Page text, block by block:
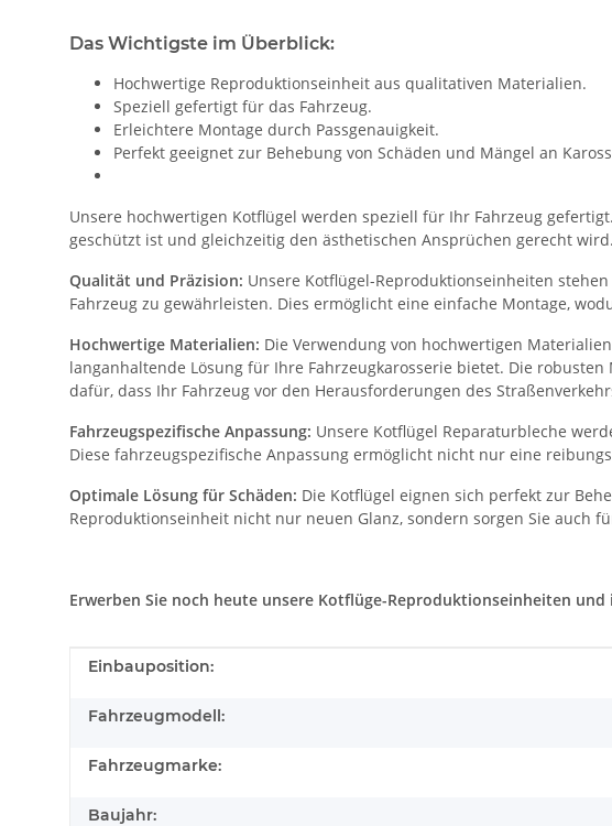
Das Wichtigste im Überblick:
Hochwertige Reproduktionseinheit aus qualitativen Materialien.
Speziell gefertigt für das Fahrzeug.
Erleichtere Montage durch Passgenauigkeit.
Perfekt geeignet zur Behebung von Schäden und Mängel an
Unsere hochwertigen Kotflügel werden speziell für Ihr Fahrzeug
geschützt ist und gleichzeitig den ästhetischen Ansprüchen gerecht wird.
Qualität und Präzision: Unsere Kotflügel-Reproduktionseinheiten
Fahrzeug zu gewährleisten. Dies ermöglicht eine einfache Montage,
Hochwertige Materialien: Die Verwendung von hochwertigen
langanhaltende Lösung für Ihre Fahrzeugkarosserie bietet. Die
dafür, dass Ihr Fahrzeug vor den Herausforderungen des
Fahrzeugspezifische Anpassung: Unsere Kotflügel Reparaturbleche
Diese fahrzeugspezifische Anpassung ermöglicht nicht nur eine
Optimale Lösung für Schäden: Die Kotflügel eignen sich perfekt zur
Reproduktionseinheit nicht nur neuen Glanz, sondern sorgen Sie auch
Erwerben Sie noch heute unsere Kotflüge-Reproduktionseinheiten
Produkteigenschaft
Wert
Einbauposition:
Fahrzeugmodell:
Fahrzeugmarke:
Baujahr: